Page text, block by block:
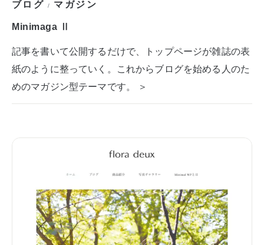
ブログ / マガジン
Minimaga Ⅱ
記事を書いて公開するだけで、トップページが雑誌の表
紙のように整っていく。これからブログを始める人のた
めのマガジン型テーマです。 ＞